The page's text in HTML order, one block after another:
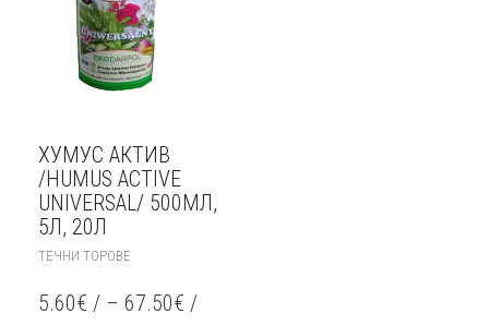
ХУМУС АКТИВ
/HUMUS ACTIVE
UNIVERSAL/ 500МЛ,
5Л, 20Л
ТЕЧНИ ТОРОВЕ
HAS
MULTIPLE
5.60€ / – 67.50€ /